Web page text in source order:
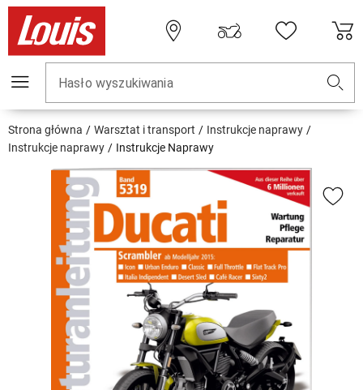
Hasło wyszukiwania
Strona główna Warsztat i transport
Instrukcje naprawy
Instrukcje naprawy
Instrukcje Naprawy